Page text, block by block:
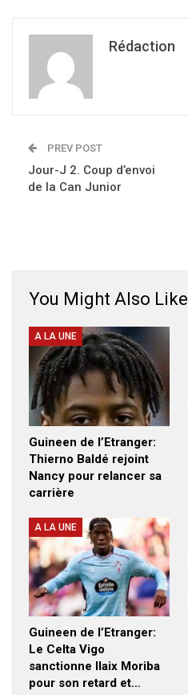
Rédaction
PREV POST
Jour-J 2. Coup d’envoi
de la Can Junior
You Might Also Like
A LA UNE
Guineen de l’Etranger:
Thierno Baldé rejoint
Nancy pour relancer sa
carrière
A LA UNE
Guineen de l’Etranger:
Le Celta Vigo
sanctionne Ilaix Moriba
pour son retard et…